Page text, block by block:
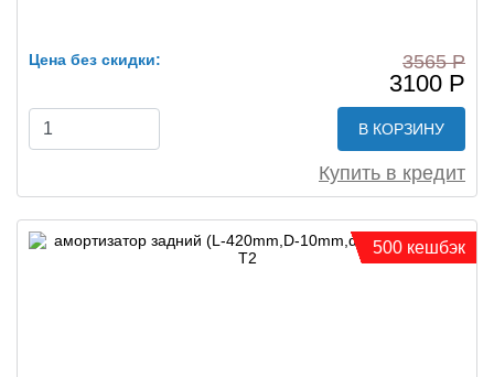
Цена без скидки: 3565 Р
3100 Р
В КОРЗИНУ
Купить в кредит
500 кешбэк